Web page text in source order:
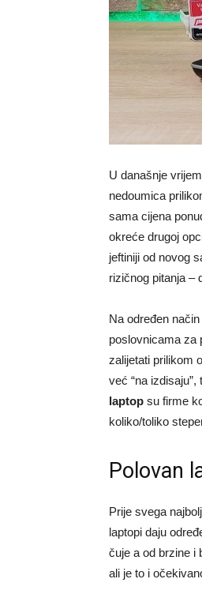
U današnje
nedoumica
sama cijena
okreće drugoj
jeftiniji od novog
rizičnog pitanja –
Na određen
poslovnicama za
zalijetati prilikom
već “na
laptop su firme
koliko/toliko
Polovan
Prije svega
laptopi daju
čuje a od brzine i
ali je to i